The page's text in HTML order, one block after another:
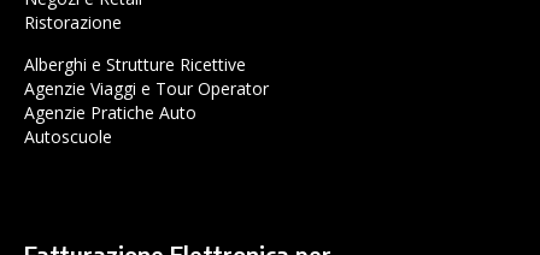
Ristorazione
Alberghi e Strutture Ricettive
Agenzie Viaggi e Tour Operator
Agenzie Pratiche Auto
Autoscuole